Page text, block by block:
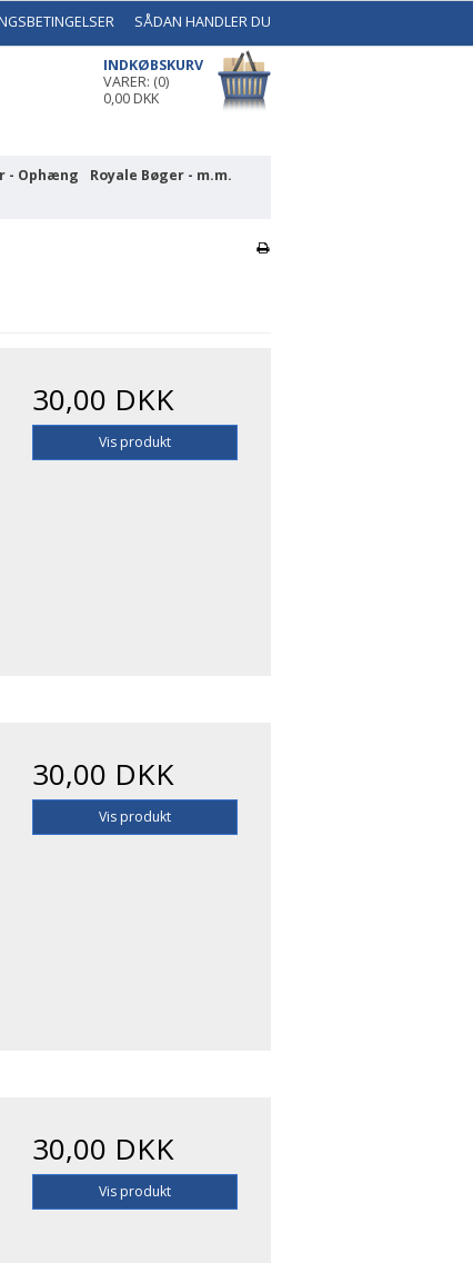
SÅDAN HANDLER DU
INDKØBSKURV
VARER: (0)
0,00 DKK
- Ophæng
Royale Bøger - m.m.
30,00 DKK
Vis produkt
30,00 DKK
Vis produkt
30,00 DKK
Vis produkt